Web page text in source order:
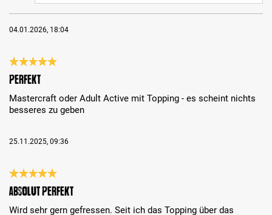
04.01.2026, 18:04
Review with rating of 5 out of 5 stars
perfekt
Mastercraft oder Adult Active mit Topping - es scheint nichts
besseres zu geben
25.11.2025, 09:36
Review with rating of 5 out of 5 stars
Absolut perfekt
Wird sehr gern gefressen. Seit ich das Topping über das